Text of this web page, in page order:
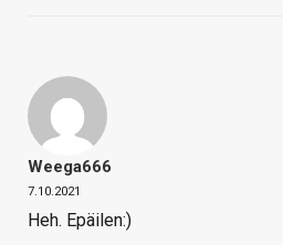
Weega666
7.10.2021
Heh. Epäilen:)